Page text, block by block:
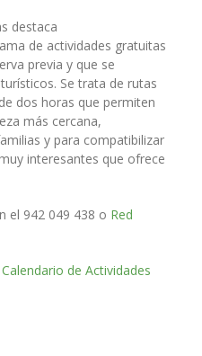
destaca
de actividades gratuitas
previa y que se
Se trata de rutas
dos horas que permiten
más cercana,
y para compatibilizar
interesantes que ofrece
el 942 049 438 o Red
Calendario de Actividades